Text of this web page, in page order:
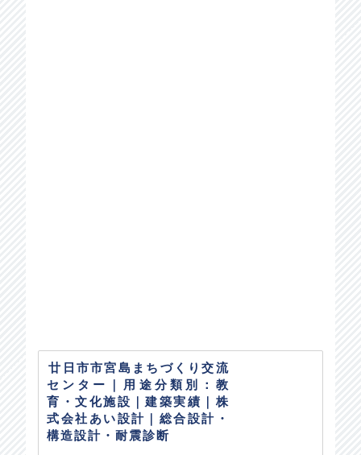
廿日市市宮島まちづくり交流
センター｜用途分類別：教
育・文化施設｜建築実績｜株
式会社あい設計｜総合設計・
構造設計・耐震診断